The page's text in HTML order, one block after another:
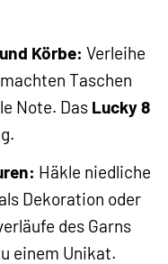
Körbe: Verleihe
Taschen
Note. Das Lucky 8
Häkle niedliche
Dekoration oder
des Garns
einem Unikat.